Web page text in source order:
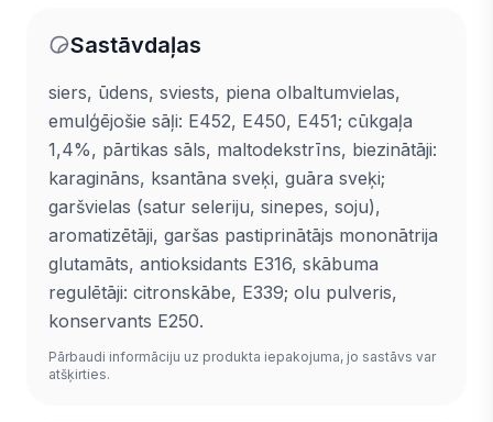
Sastāvdaļas
siers, ūdens, sviests, piena olbaltumvielas,
emulģējošie sāļi: E452, E450, E451; cūkgaļa
1,4%, pārtikas sāls, maltodekstrīns, biezinātāji:
karagināns, ksantāna sveķi, guāra sveķi;
garšvielas (satur seleriju, sinepes, soju),
aromatizētāji, garšas pastiprinātājs mononātrija
glutamāts, antioksidants E316, skābuma
regulētāji: citronskābe, E339; olu pulveris,
konservants E250.
Pārbaudi informāciju uz produkta iepakojuma, jo sastāvs var
atšķirties.